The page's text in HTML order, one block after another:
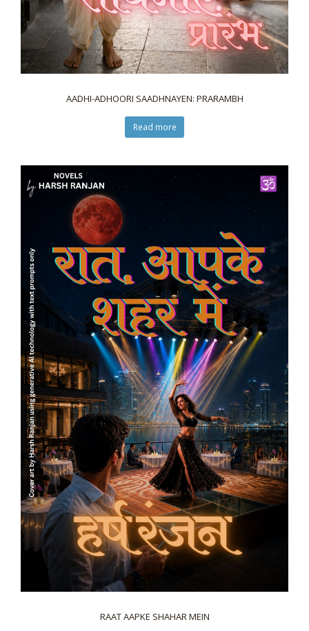
AADHI-ADHOORI SAADHNAYEN: PRARAMBH
Read more
RAAT AAPKE SHAHAR MEIN